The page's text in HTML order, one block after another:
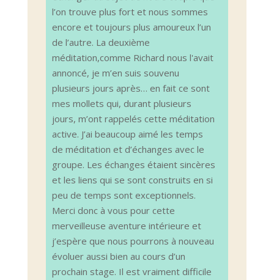
l’on trouve plus fort et nous sommes
encore et toujours plus amoureux l’un
de l’autre. La deuxième
méditation,comme Richard nous l'avait
annoncé, je m’en suis souvenu
plusieurs jours après… en fait ce sont
mes mollets qui, durant plusieurs
jours, m’ont rappelés cette méditation
active. J’ai beaucoup aimé les temps
de méditation et d’échanges avec le
groupe. Les échanges étaient sincères
et les liens qui se sont construits en si
peu de temps sont exceptionnels.
Merci donc à vous pour cette
merveilleuse aventure intérieure et
j’espère que nous pourrons à nouveau
évoluer aussi bien au cours d’un
prochain stage. Il est vraiment difficile